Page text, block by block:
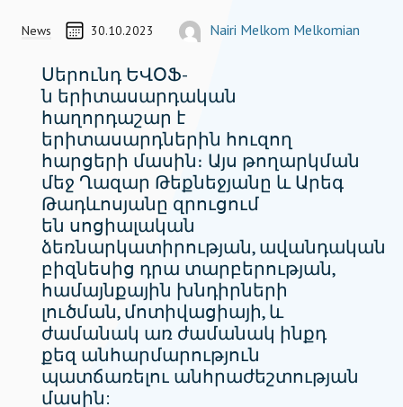
News CREATED ON
30.10.2023 ՀԵՂԻՆԱԿ
Nairi Melkom Melkomian
Սերունդ ԵՎՕՖ-
ն երիտասարդական
հաղորդաշար է
երիտասարդներին հուզող
հարցերի մասին։ Այս թողարկման
մեջ Ղազար Թեքնեջյանը և Արեգ
Թադևոսյանը զրուցում
են սոցիալական
ձեռնարկատիրության, ավանդական
բիզնեսից դրա տարբերության,
համայնքային խնդիրների
լուծման, մոտիվացիայի, և
ժամանակ առ ժամանակ ինքդ
քեզ անհարմարություն
պատճառելու անհրաժեշտության
մասին: